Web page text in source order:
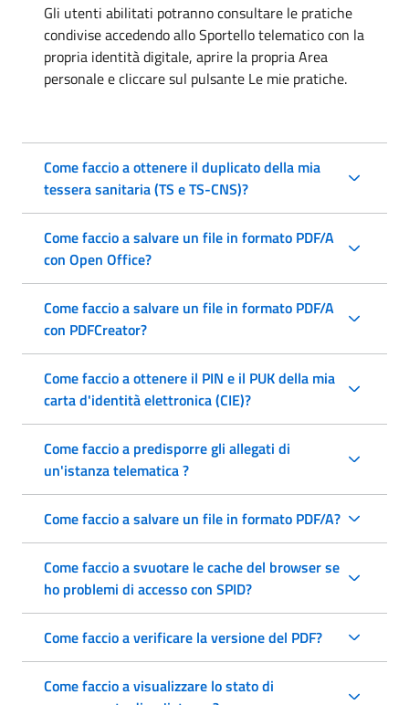
Gli utenti abilitati potranno consultare le pratiche
condivise accedendo allo Sportello telematico con la
propria identità digitale, aprire la propria Area
personale e cliccare sul pulsante Le mie pratiche.
Come faccio a ottenere il duplicato della mia
tessera sanitaria (TS e TS-CNS)?
Come faccio a salvare un file in formato PDF/A
con Open Office?
Come faccio a salvare un file in formato PDF/A
con PDFCreator?
Come faccio a ottenere il PIN e il PUK della mia
carta d'identità elettronica (CIE)?
Come faccio a predisporre gli allegati di
un'istanza telematica ?
Come faccio a salvare un file in formato PDF/A?
Come faccio a svuotare le cache del browser se
ho problemi di accesso con SPID?
Come faccio a verificare la versione del PDF?
Come faccio a visualizzare lo stato di